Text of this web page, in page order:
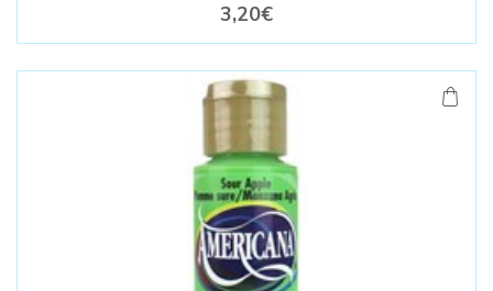
3,20€